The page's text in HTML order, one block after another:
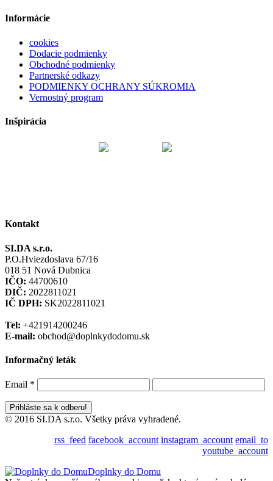
Informácie
cookies
Dodacie podmienky
Obchodné podmienky
Partnerské odkazy
PODMIENKY OCHRANY SÚKROMIA
Vernostný program
Inšpirácia
Kontakt
SI.DA s.r.o.
P.O.Hviezdoslava 67/16
018 51 Nová Dubnica
IČO: 44700610
DIČ: 2022811021
IČ DPH: SK2022811021
Tel: +421914200246
E-mail: obchod@doplnkydodomu.sk
Informačný leták
Email *
© 2016 SI.DA s.r.o. Všetky práva vyhradené.
rss_feed facebook_account instagram_account email_to
youtube_account
Doplnky do Domu